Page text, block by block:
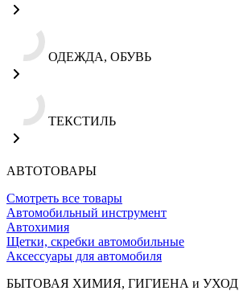
ОДЕЖДА, ОБУВЬ
ТЕКСТИЛЬ
АВТОТОВАРЫ
Смотреть все товары
Автомобильный инструмент
Автохимия
Щетки, скребки автомобильные
Аксессуары для автомобиля
БЫТОВАЯ ХИМИЯ, ГИГИЕНА и УХОД